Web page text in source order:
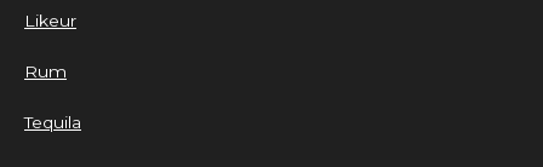
Likeur
Rum
Tequila